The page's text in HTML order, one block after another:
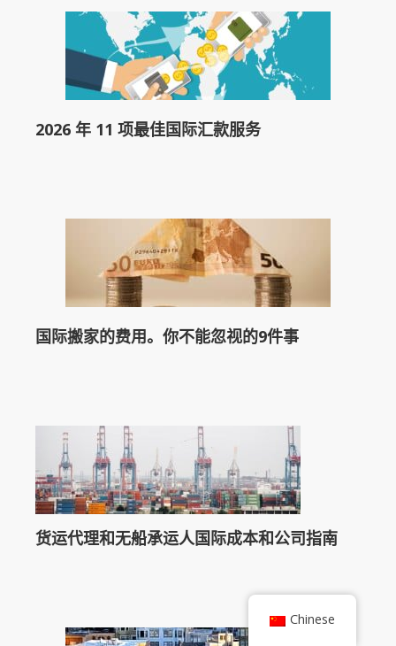
2026 年 11 项最佳国际汇款服务
国际搬家的费用。你不能忽视的9件事
货运代理和无船承运人国际成本和公司指南
Chinese